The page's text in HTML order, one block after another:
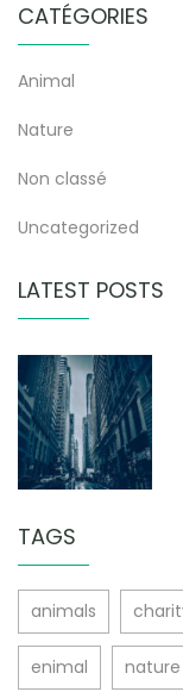
CATÉGORIES
Animal
Nature
Non classé
Uncategorized
LATEST POSTS
TAGS
animals
enimal nature